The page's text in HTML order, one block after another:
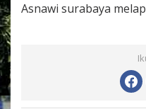
Asnawi surabaya